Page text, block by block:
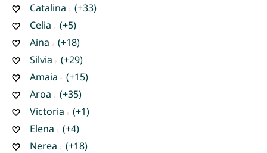
Catalina
(+33)
Celia
(+5)
Aina
(+18)
Silvia
(+29)
Amaia
(+15)
Aroa
(+35)
Victoria
(+1)
Elena
(+4)
Nerea
(+18)